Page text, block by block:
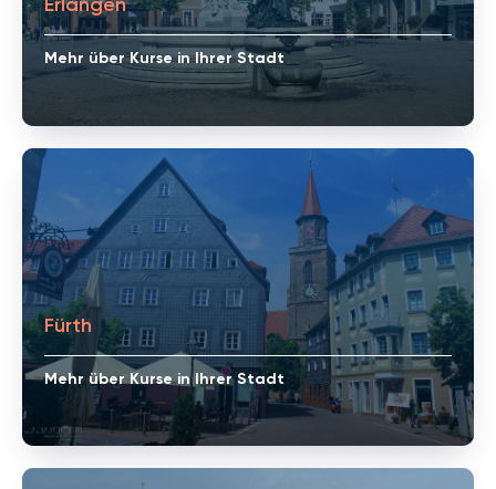
Erlangen
Mehr über Kurse in Ihrer Stadt
Fürth
Mehr über Kurse in Ihrer Stadt